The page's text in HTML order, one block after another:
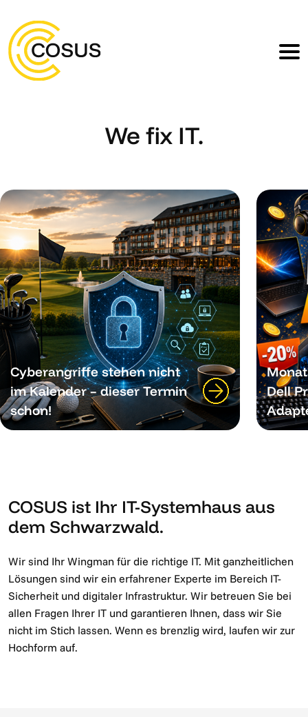
We fix IT.
Cyberangriffe stehen nicht
im Kalender – dieser Termin
schon!
Dell
COSUS ist Ihr IT-Systemhaus aus
dem Schwarzwald.
Wir sind Ihr Wingman für die richtige IT. Mit ganzheitlichen
Lösungen sind wir ein erfahrener Experte im Bereich IT-
Sicherheit und digitaler Infrastruktur. Wir betreuen Sie bei
allen Fragen Ihrer IT und garantieren Ihnen, dass wir Sie
nicht im Stich lassen. Wenn es brenzlig wird, laufen wir zur
Hochform auf.